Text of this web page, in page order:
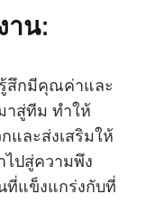
าน:
สึกมีคุณค่าและ
าสู่ทีม ทำให้
และส่งเสริมให้
ไปสู่ความพึง
ที่แข็งแกร่งกับที่